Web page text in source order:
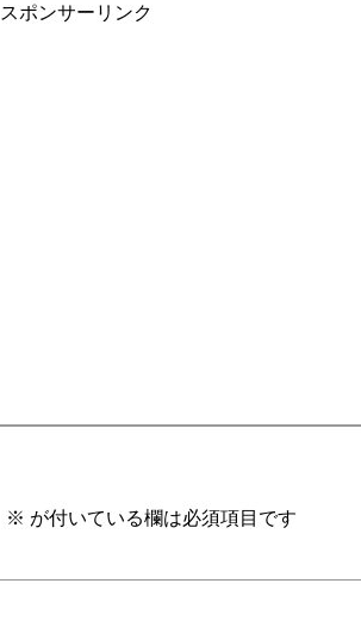
スポンサーリンク
※ が付いている欄は必須項目です